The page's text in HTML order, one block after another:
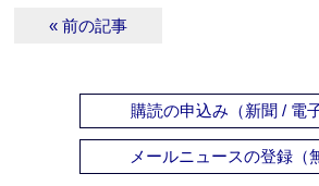
« 前の記事
購読の申込み（新聞 / 電
メールニュースの登録（